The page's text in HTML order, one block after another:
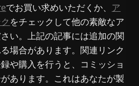
でお買い求めいただくか、 ア
をチェックして他の素敵なア
い。上記の記事には追加の関
場合があります。関連リンク
や購入を行うと、コミッショ
あります。これはあなたが製